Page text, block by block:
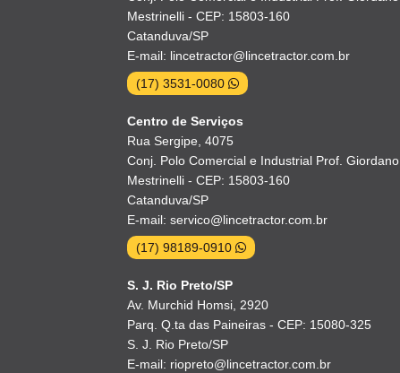
Mestrinelli - CEP: 15803-160
Catanduva/SP
E-mail: lincetractor@lincetractor.com.br
(17) 3531-0080
Centro de Serviços
Rua Sergipe, 4075
Conj. Polo Comercial e Industrial Prof. Giordano
Mestrinelli - CEP: 15803-160
Catanduva/SP
E-mail: servico@lincetractor.com.br
(17) 98189-0910
S. J. Rio Preto/SP
Av. Murchid Homsi, 2920
Parq. Q.ta das Paineiras - CEP: 15080-325
S. J. Rio Preto/SP
E-mail: riopreto@lincetractor.com.br